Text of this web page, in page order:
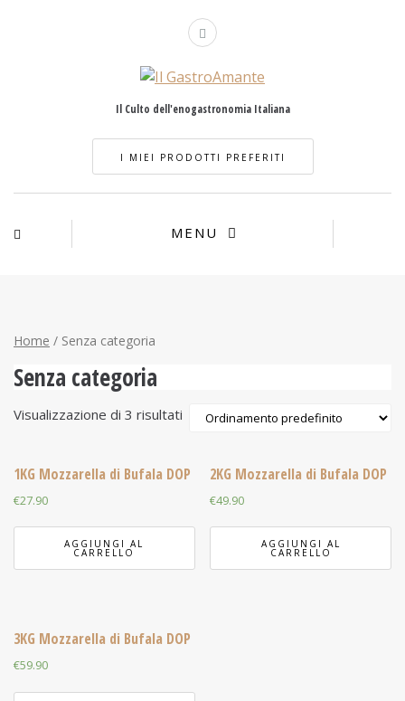
Il Culto dell'enogastronomia Italiana
I MIEI PRODOTTI PREFERITI
MENU
Home / Senza categoria
Senza categoria
Visualizzazione di 3 risultati
1KG Mozzarella di Bufala DOP
€27.90
AGGIUNGI AL
CARRELLO
2KG Mozzarella di Bufala DOP
€49.90
AGGIUNGI AL
CARRELLO
3KG Mozzarella di Bufala DOP
€59.90